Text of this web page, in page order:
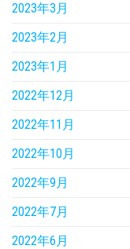
2023年3月
2023年2月
2023年1月
2022年12月
2022年11月
2022年10月
2022年9月
2022年7月
2022年6月